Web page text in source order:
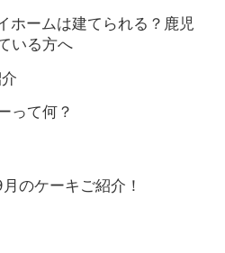
ホームは建てられる？鹿児
いる方へ
って何？
のケーキご紹介！